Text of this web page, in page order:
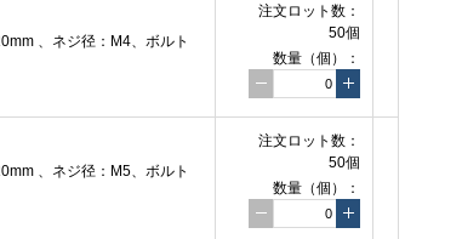
、ネジ径：M4、ボルト
注文ロット数：
50個
数量（個）：
、ネジ径：M5、ボルト
注文ロット数：
50個
数量（個）：